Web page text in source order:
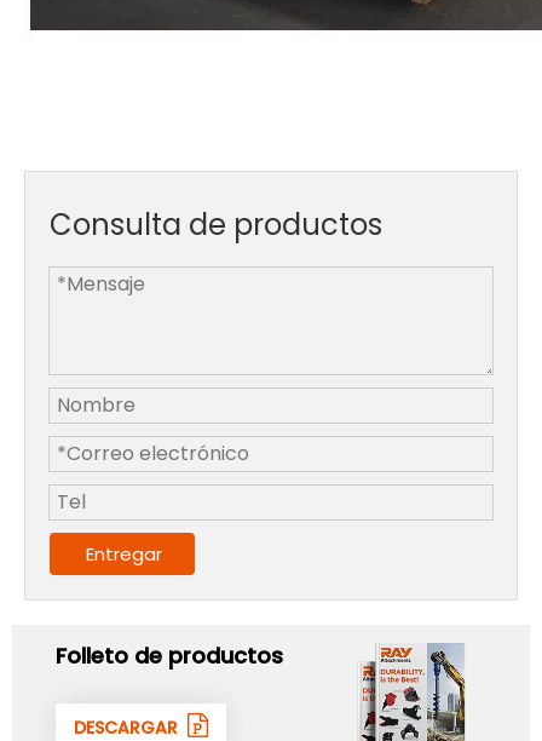
Consulta de productos
Entregar
Folleto de productos
DESCARGAR